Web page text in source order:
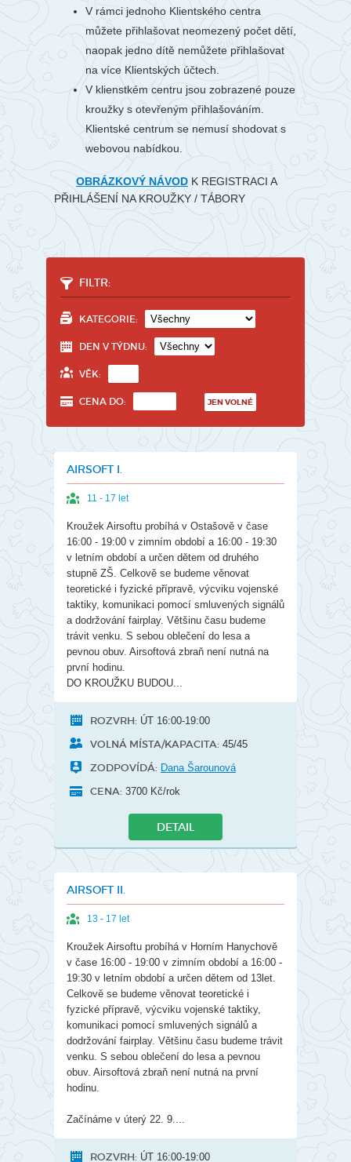
V rámci jednoho Klientského centra
můžete přihlašovat neomezený počet dětí,
naopak jedno dítě nemůžete přihlašovat
na více Klientských účtech.
V klienstkém centru jsou zobrazené pouze
kroužky s otevřeným přihlašováním.
Klientské centrum se nemusí shodovat s
webovou nabídkou.
OBRÁZKOVÝ NÁVOD K REGISTRACI A
PŘIHLÁŠENÍ NA KROUŽKY / TÁBORY
FILTR:
KATEGORIE:
DEN V TÝDNU:
VĚK:
CENA DO: JEN VOLNÉ
AIRSOFT I.
11 - 17 let
Kroužek Airsoftu probíhá v Ostašově v čase
16:00 - 19:00 v zimním období a 16:00 - 19:30
v letním období a určen dětem od druhého
stupně ZŠ. Celkově se budeme věnovat
teoretické i fyzické přípravě, výcviku vojenské
taktiky, komunikaci pomocí smluvených signálů
a dodržování fairplay. Většinu času budeme
trávit venku. S sebou oblečení do lesa a
pevnou obuv. Airsoftová zbraň není nutná na
první hodinu.
DO KROUŽKU BUDOU...
ROZVRH: ÚT 16:00-19:00
VOLNÁ MÍSTA/KAPACITA: 45/45
ZODPOVÍDÁ: Dana Šarounová
CENA: 3700 Kč/rok
DETAIL
AIRSOFT II.
13 - 17 let
Kroužek Airsoftu probíhá v Horním Hanychově
v čase 16:00 - 19:00 v zimním období a 16:00 -
19:30 v letním období a určen dětem od 13let.
Celkově se budeme věnovat teoretické i
fyzické přípravě, výcviku vojenské taktiky,
komunikaci pomocí smluvených signálů a
dodržování fairplay. Většinu času budeme trávit
venku. S sebou oblečení do lesa a pevnou
obuv. Airsoftová zbraň není nutná na první
hodinu.
Začínáme v úterý 22. 9....
ROZVRH: ÚT 16:00-19:00